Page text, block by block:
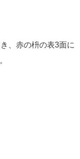
、赤の枡の表3面に